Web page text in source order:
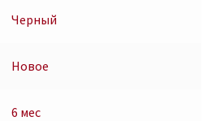
Черный
Новое
6 мес